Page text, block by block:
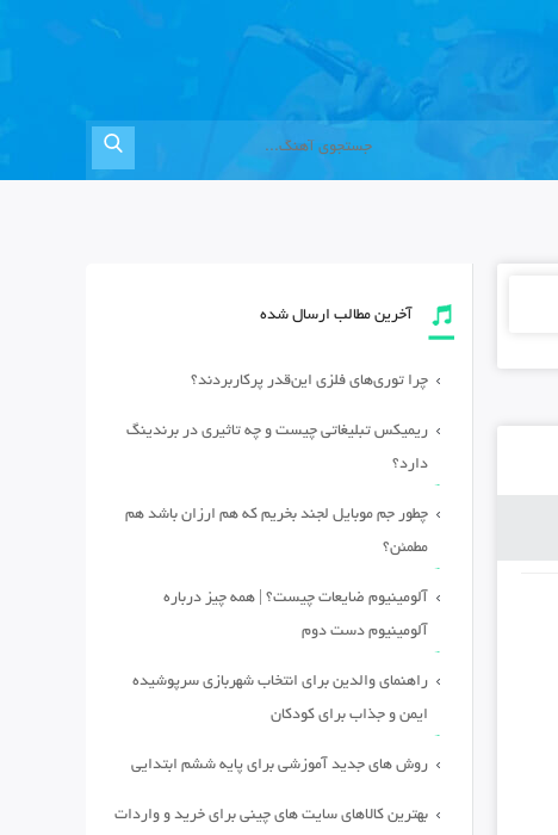
آخرین مطالب ارسال شده
چرا توری‌های فلزی این‌قدر پرکاربردند؟
ریمیکس تبلیغاتی چیست و چه تاثیری در برندینگ
دارد؟
چطور جم موبایل لجند بخریم که هم ارزان باشد هم
مطمئن؟
آلومینیوم ضایعات چیست؟ | همه چیز درباره
آلومینیوم دست دوم
راهنمای والدین برای انتخاب شهربازی سرپوشیده
ایمن و جذاب برای کودکان
روش های جدید آموزشی برای پایه ششم ابتدایی
بهترین کالاهای سایت های چینی برای خرید و واردات